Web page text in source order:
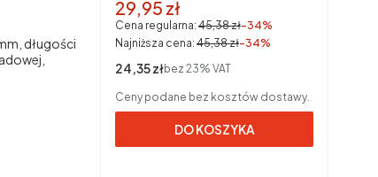
długości
Cena promocyjna brutto
29,95 zł
Cena regularna: 45,38 zł-34%
Najniższa cena: 45,38 zł-34%
Cena netto
24,35 złbez 23% VAT
Ceny podane bez kosztów dostawy.
DO KOSZYKA